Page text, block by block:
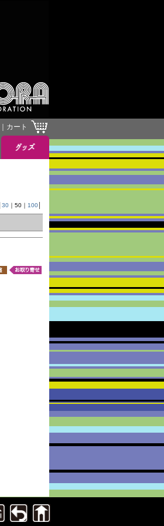
カート
30 ｜ 50 ｜ 100